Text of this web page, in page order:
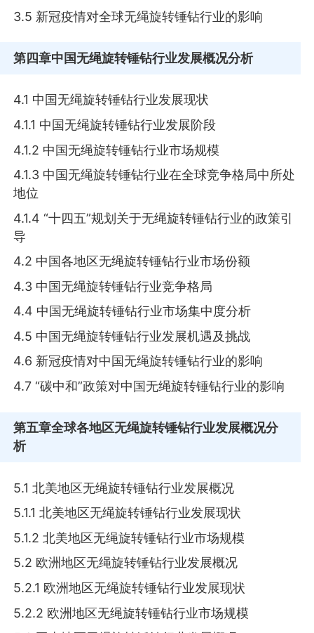
3.5 新冠疫情对全球无绳旋转锤钻行业的影响
第四章中国无绳旋转锤钻行业发展概况分析
4.1 中国无绳旋转锤钻行业发展现状
4.1.1 中国无绳旋转锤钻行业发展阶段
4.1.2 中国无绳旋转锤钻行业市场规模
4.1.3 中国无绳旋转锤钻行业在全球竞争格局中所处
地位
4.1.4 “十四五”规划关于无绳旋转锤钻行业的政策引
导
4.2 中国各地区无绳旋转锤钻行业市场份额
4.3 中国无绳旋转锤钻行业竞争格局
4.4 中国无绳旋转锤钻行业市场集中度分析
4.5 中国无绳旋转锤钻行业发展机遇及挑战
4.6 新冠疫情对中国无绳旋转锤钻行业的影响
4.7 “碳中和”政策对中国无绳旋转锤钻行业的影响
第五章全球各地区无绳旋转锤钻行业发展概况分
析
5.1 北美地区无绳旋转锤钻行业发展概况
5.1.1 北美地区无绳旋转锤钻行业发展现状
5.1.2 北美地区无绳旋转锤钻行业市场规模
5.2 欧洲地区无绳旋转锤钻行业发展概况
5.2.1 欧洲地区无绳旋转锤钻行业发展现状
5.2.2 欧洲地区无绳旋转锤钻行业市场规模